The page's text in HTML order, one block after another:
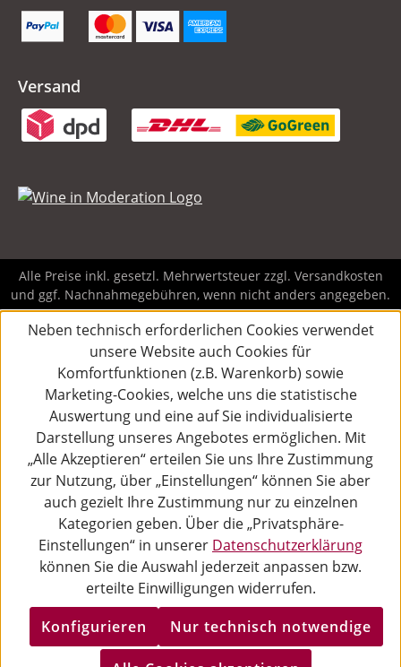
Versand
Alle Preise inkl. gesetzl. Mehrwertsteuer zzgl. Versandkosten
und ggf. Nachnahmegebühren, wenn nicht anders angegeben.
Neben technisch erforderlichen Cookies verwendet
unsere Website auch Cookies für
Komfortfunktionen (z.B. Warenkorb) sowie
Marketing-Cookies, welche uns die statistische
Auswertung und eine auf Sie individualisierte
Darstellung unseres Angebotes ermöglichen. Mit
„Alle Akzeptieren“ erteilen Sie uns Ihre Zustimmung
zur Nutzung, über „Einstellungen“ können Sie aber
auch gezielt Ihre Zustimmung nur zu einzelnen
Kategorien geben. Über die „Privatsphäre-
Einstellungen“ in unserer Datenschutzerklärung
können Sie die Auswahl jederzeit anpassen bzw.
erteilte Einwilligungen widerrufen.
Nur technisch notwendige
Konfigurieren